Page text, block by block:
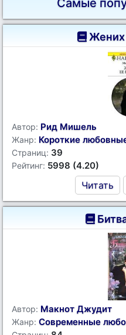
Самые
Жених
Автор: Рид Мишель
Жанр: Короткие
Страниц: 39
Рейтинг: 5998 (4.20)
Читать
Автор: Макнот Джудит
Жанр: Современные